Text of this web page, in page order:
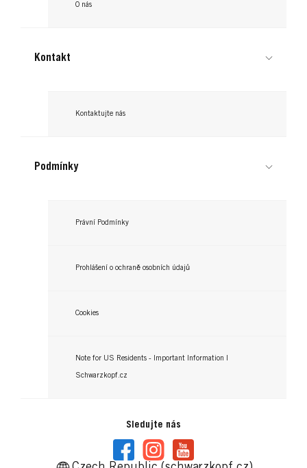
O nás
Kontakt
Kontaktujte nás
Podmínky
Právní Podmínky
Prohlášení o ochraně osobních údajů
Cookies
Note for US Residents - Important Information |
Schwarzkopf.cz
Sledujte nás